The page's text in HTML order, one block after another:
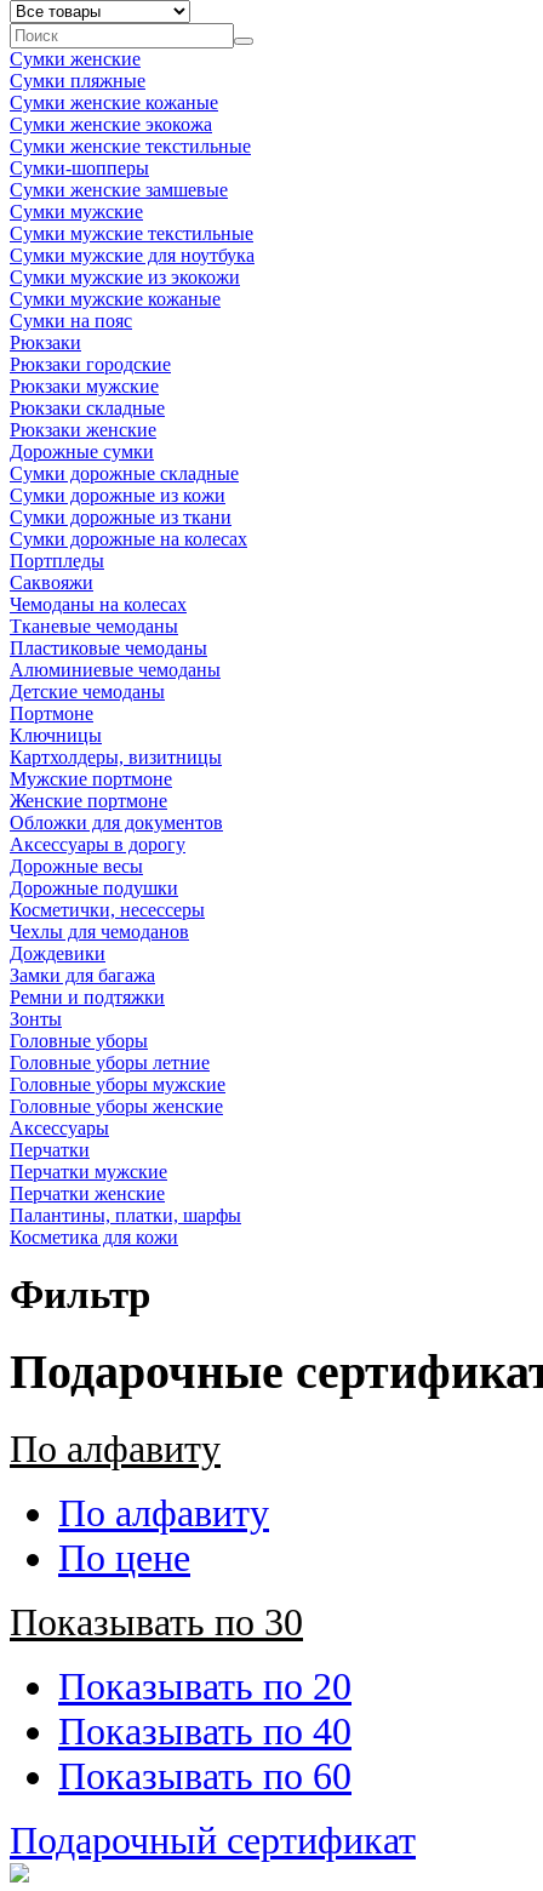
Сумки женские
Сумки пляжные
Сумки женские кожаные
Сумки женские экокожа
Сумки женские текстильные
Сумки-шопперы
Сумки женские замшевые
Сумки мужские
Сумки мужские текстильные
Сумки мужские для ноутбука
Сумки мужские из экокожи
Сумки мужские кожаные
Сумки на пояс
Рюкзаки
Рюкзаки городские
Рюкзаки мужские
Рюкзаки складные
Рюкзаки женские
Дорожные сумки
Сумки дорожные складные
Сумки дорожные из кожи
Сумки дорожные из ткани
Сумки дорожные на колесах
Портпледы
Саквояжи
Чемоданы на колесах
Тканевые чемоданы
Пластиковые чемоданы
Алюминиевые чемоданы
Детские чемоданы
Портмоне
Ключницы
Картхолдеры, визитницы
Мужские портмоне
Женские портмоне
Обложки для документов
Аксессуары в дорогу
Дорожные весы
Дорожные подушки
Косметички, несессеры
Чехлы для чемоданов
Дождевики
Замки для багажа
Ремни и подтяжки
Зонты
Головные уборы
Головные уборы летние
Головные уборы мужские
Головные уборы женские
Аксессуары
Перчатки
Перчатки мужские
Перчатки женские
Палантины, платки, шарфы
Косметика для кожи
Фильтр
Подарочные
По алфавиту
По алфавиту
По цене
Показывать по 30
Показывать по 20
Показывать по 40
Показывать по 60
Подарочный сертификат